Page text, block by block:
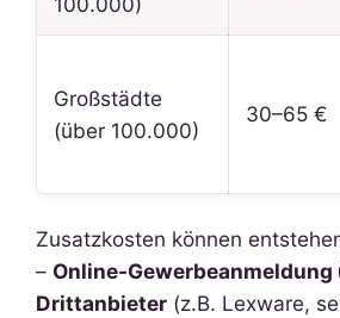
Großstädte
(über 100.000)
30–65 €
Zusatzkosten können
– Online-Gewerbeanmeldung
Drittanbieter (z.B. Lexware,